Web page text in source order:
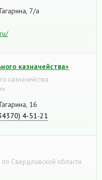
7/а
казначейства»
казначейства
16
4-51-21
Свердловской области